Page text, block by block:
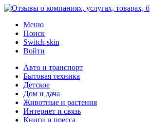
Меню
Поиск
Switch skin
Войти
Авто и транспорт
Бытовая техника
Детское
Дом и дача
Животные и растения
Интернет и связь
Книги и пресса